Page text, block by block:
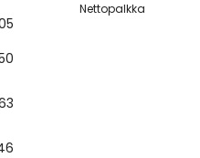
Nettopalkka